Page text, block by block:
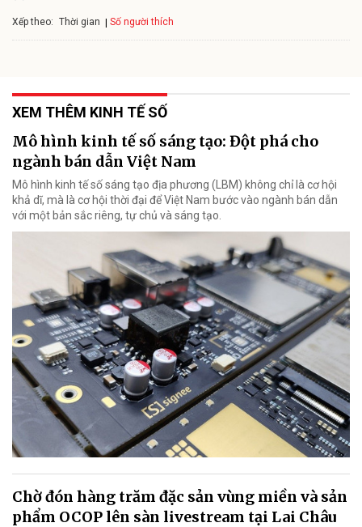
Xếp theo: Thời gian Số người thích
XEM THÊM KINH TẾ SỐ
Mô hình kinh tế số sáng tạo: Đột phá cho
ngành bán dẫn Việt Nam
Mô hình kinh tế số sáng tạo địa phương (LBM) không chỉ là cơ hội
khả dĩ, mà là cơ hội thời đại để Việt Nam bước vào ngành bán dẫn
với một bản sắc riêng, tự chủ và sáng tạo.
Chờ đón hàng trăm đặc sản vùng miền và sản
phẩm OCOP lên sàn livestream tại Lai Châu